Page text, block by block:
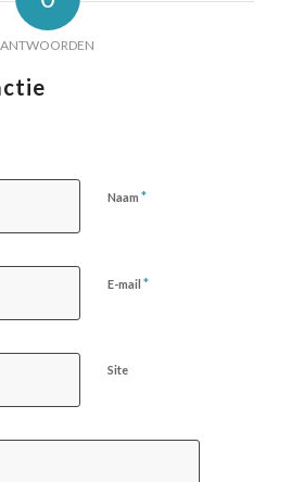
ANTWOORDEN
Naam *
E-mail *
Site